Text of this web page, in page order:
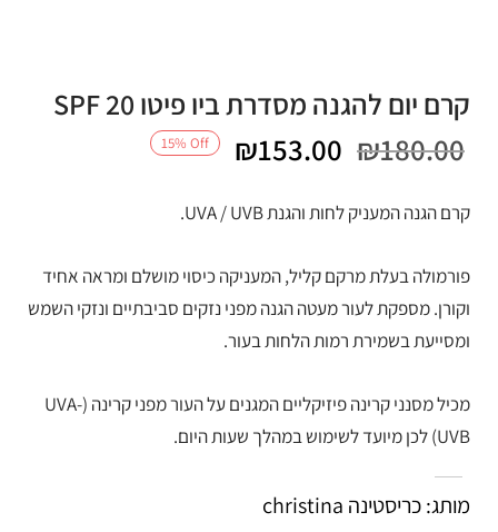
קרם יום להגנה מסדרת ביו פיטו SPF 20
15% Off ₪180.00
המחיר
המקורי
₪180.00.
₪153.00
המחיר
הנוכחי
₪153.00.
קרם הגנה המעניק לחות והגנת UVA / UVB.
פורמולה בעלת מרקם קליל, המעניקה כיסוי מושלם ומראה אחיד
וקורן. מספקת לעור מעטה הגנה מפני נזקים סביבתיים ונזקי השמש
ומסייעת בשמירת רמות הלחות בעור.
מכיל מסנני קרינה פיזיקליים המגנים על העור מפני קרינה (UVA-
UVB) לכן מיועד לשימוש במהלך שעות היום.
מותג: כריסטינה christina